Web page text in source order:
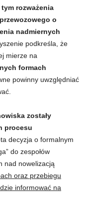
rozważenia
o
nadmiernych
podkreśla, że
mierze na
formach
powinny uwzględniać
zostały
procesu
decyzja o formalnym
do zespołów
nad nowelizacją
oraz przebiegu
informować na